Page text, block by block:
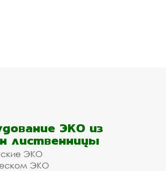
ЭКО из
лиственницы
ЭКО
ЭКО